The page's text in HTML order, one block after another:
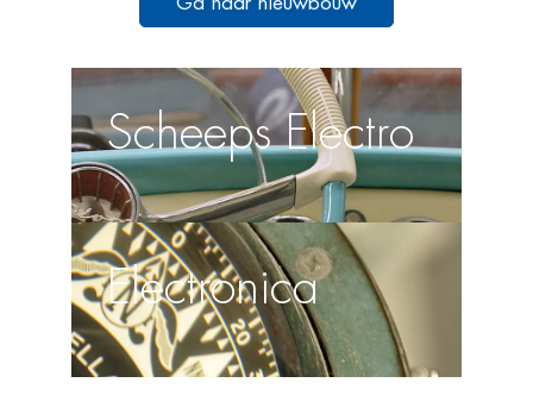
Scheeps Electro
Electronica